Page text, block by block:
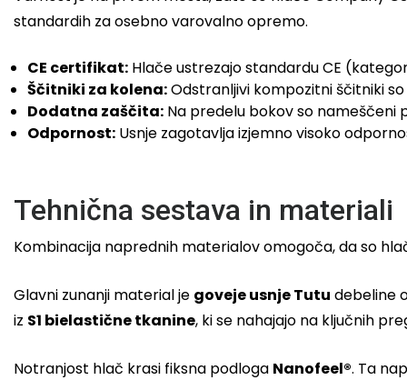
standardih za osebno varovalno opremo.
CE certifikat: Hlače ustrezajo standardu CE
Ščitniki za kolena:Odstranljivi kompozitni ščitniki
Dodatna zaščita: Na predelu bokov so nameščeni
Odpornost: Usnje zagotavlja izjemno visoko
Tehnična sestava in materiali
Kombinacija naprednih materialov omogoča, da so
Glavni zunanji material je goveje usnje Tutu debeline
iz S1 bielastične tkanine, ki se nahajajo na ključnih
Notranjost hlač krasi fiksna podloga Nanofeel®. Ta